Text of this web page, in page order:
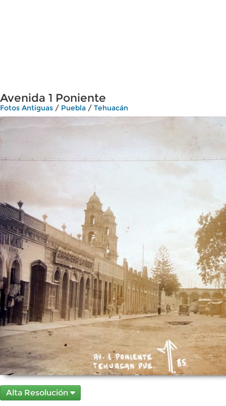
Avenida 1 Poniente
Fotos Antiguas / Puebla / Tehuacán
Alta Resolución